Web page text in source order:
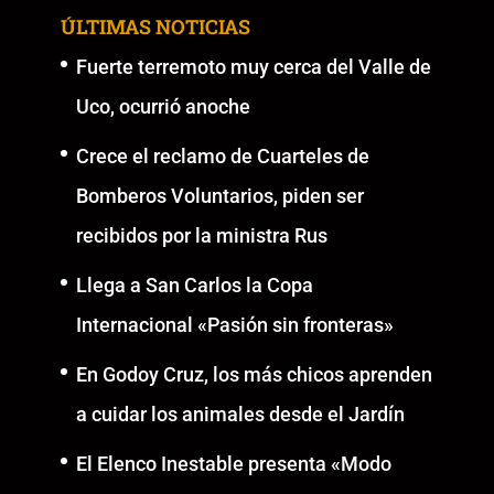
ÚLTIMAS NOTICIAS
Fuerte terremoto muy cerca del Valle de
Uco, ocurrió anoche
Crece el reclamo de Cuarteles de
Bomberos Voluntarios, piden ser
recibidos por la ministra Rus
Llega a San Carlos la Copa
Internacional «Pasión sin fronteras»
En Godoy Cruz, los más chicos aprenden
a cuidar los animales desde el Jardín
El Elenco Inestable presenta «Modo